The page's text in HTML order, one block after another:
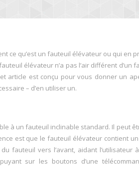
ce qu’est un fauteuil élévateur ou qui en
élévateur n’a pas l’air différent d’un
article est conçu pour vous donner un
– d’en utiliser un.
à un fauteuil inclinable standard. Il peut
est que le fauteuil élévateur contient
fauteuil vers l’avant, aidant l’utilisateur
sur les boutons d’une